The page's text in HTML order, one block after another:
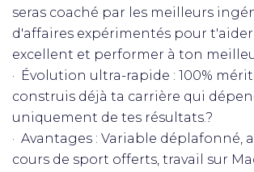
seras coaché par les meilleurs
d'affaires expérimentés pour
excellent et performer à ton
· Évolution ultra-rapide : 100%
construis déjà ta carrière qui
uniquement de tes résultats.?
· Avantages : Variable déplafonné,
cours de sport offerts, travail sur